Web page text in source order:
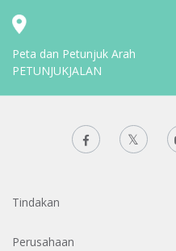
Peta dan Petunjuk Arah
PETUNJUKJALAN
Tindakan
Perusahaan